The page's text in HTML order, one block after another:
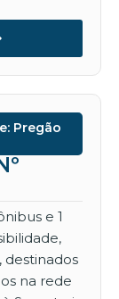
Pregão
e 1
destinados
na rede